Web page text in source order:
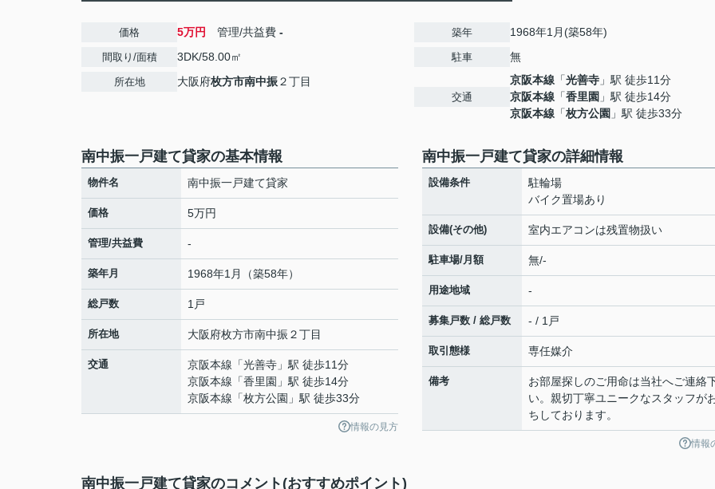
価格 5万円 管理/共益費 -
間取り/面積 3DK/58.00㎡
所在地 大阪府枚方市南中振２丁目
築年 1968年1月(築58年)
駐車 無
交通
京阪本線 「光善寺 」駅 徒歩11分
京阪本線 「香里園 」駅 徒歩14分
京阪本線 「枚方公園 」駅 徒歩33分
南中振一戸建て貸家の基本情報
物件名 南中振一戸建て貸家
価格 5万円
管理/共益費 -
築年月 1968年1月（築58年）
総戸数 1戸
所在地 大阪府枚方市南中振 ２丁目
交通 京阪本線 「光善寺 」駅 徒歩11分
京阪本線 「香里園 」駅 徒歩14分
京阪本線 「枚方公園 」駅 徒歩33分
情報の見方
南中振一戸建て貸家の詳細情報
設備条件
駐輪場
バイク置場あり
設備(その他) 室内エアコンは残置物扱い
駐車場/月額 無/-
用途地域 -
募集戸数 / 総戸数 - / 1戸
取引態様 専任媒介
備考
お部屋探しのご用命は当社へご連絡
い。親切丁寧ユニークなスタッフが
ちしております。
情報
南中振一戸建て貸家のコメント(おすすめポイント)